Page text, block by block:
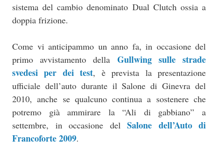
sistema del cambio denominato Dual Clutch ossia a
doppia frizione.
Come vi anticipammo un anno fa, in occasione del
primo avvistamento della Gullwing sulle strade
svedesi per dei test, è prevista la presentazione
ufficiale dell’auto durante il Salone di Ginevra del
2010, anche se qualcuno continua a sostenere che
potremo già ammirare la “Ali di gabbiano” a
settembre, in occasione del Salone dell’Auto di
Francoforte 2009.